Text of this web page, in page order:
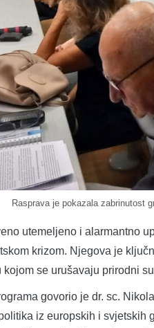
Rasprava je pokazala zabrinutost
utemeljeno i alarmantno
krizom. Njegova je
se urušavaju prirodni
govorio je dr. sc.
iz europskih i